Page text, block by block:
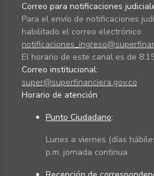
Correo para notificaciones
Para el envío de notificaciones
habilitado el correo electrónico
El horario de este canal es de
Correo institucional:
super@superfinanciera.gov.co
Horario de atención
Punto Ciudadano:
Lunes a viernes (días
p.m. jornada continua